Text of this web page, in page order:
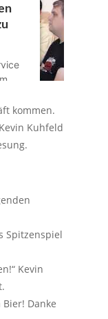
zu
kommen.
Kuhfeld
Spitzenspiel
Kevin
Danke